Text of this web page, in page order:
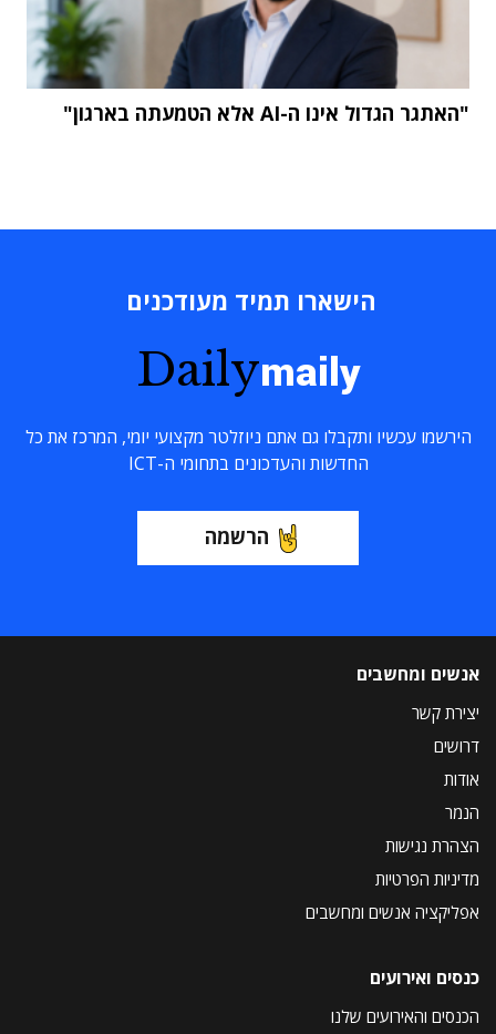
"האתגר הגדול אינו ה-AI אלא הטמעתה בארגון"
הישארו תמיד מעודכנים
Dailymaily
הירשמו עכשיו ותקבלו גם אתם ניוזלטר מקצועי יומי, המרכז את כל
החדשות והעדכונים בתחומי ה-ICT
הרשמה
אנשים ומחשבים
יצירת קשר
דרושים
אודות
הנמר
הצהרת נגישות
מדיניות הפרטיות
אפליקציה אנשים ומחשבים
כנסים ואירועים
הכנסים והאירועים שלנו